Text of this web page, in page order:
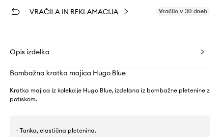
VRAČILA IN REKLAMACIJA Vračilo v 30 dneh
Opis izdelka
Bombažna kratka majica Hugo Blue
Kratka majica iz kolekcije Hugo Blue, izdelana iz bombažne pletenine z
potiskom.
- Tanka, elastična pletenina.